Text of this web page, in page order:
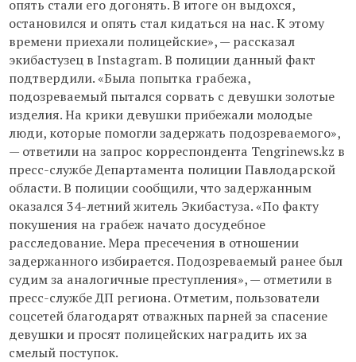
опять стали его догонять. В итоге он выдохся,
остановился и опять стал кидаться на нас. К этому
времени приехали полицейские», — рассказал
экибастузец в Instagram. В полиции данный факт
подтвердили. «Была попытка грабежа,
подозреваемый пытался сорвать с девушки золотые
изделия. На крики девушки прибежали молодые
люди, которые помогли задержать подозреваемого»,
— ответили на запрос корреспондента Tengrinews.kz в
пресс-службе Департамента полиции Павлодарской
области. В полиции сообщили, что задержанным
оказался 34-летний житель Экибастуза. «По факту
покушения на грабеж начато досудебное
расследование. Мера пресечения в отношении
задержанного избирается. Подозреваемый ранее был
судим за аналогичные преступления», — отметили в
пресс-службе ДП региона. Отметим, пользователи
соцсетей благодарят отважных парней за спасение
девушки и просят полицейских наградить их за
смелый поступок.